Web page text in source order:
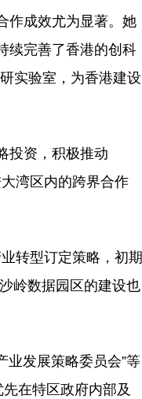
作成效尤为显著。她
续完善了香港的创科
实验室，为香港建设
投资，积极推动
湾区内的跨界合作
转型订定策略，初期
岭数据园区的建设也
业发展策略委员会”等
在特区政府内部及